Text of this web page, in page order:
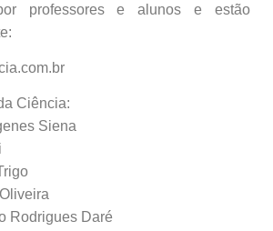
professores e alunos e estão
Ciência:
Siena
Rodrigues Daré